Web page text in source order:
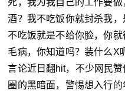
酒？我不吃饭你就封杀我
不吃饭就是不给你脸，你
毛病，你知道吗？装什么X
言论近日翻hit，不少网民
圈的黑暗面，警惕想入行